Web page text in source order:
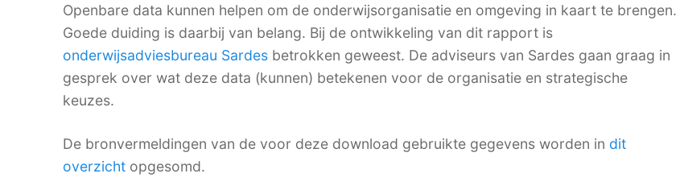
Openbare data kunnen helpen om de onderwijsorganisatie en omgeving in kaart te brengen.
Goede duiding is daarbij van belang. Bij de ontwikkeling van dit rapport is
onderwijsadviesbureau Sardes betrokken geweest. De adviseurs van Sardes gaan graag in
gesprek over wat deze data (kunnen) betekenen voor de organisatie en strategische
keuzes.
De bronvermeldingen van de voor deze download gebruikte gegevens worden in dit
overzicht opgesomd.